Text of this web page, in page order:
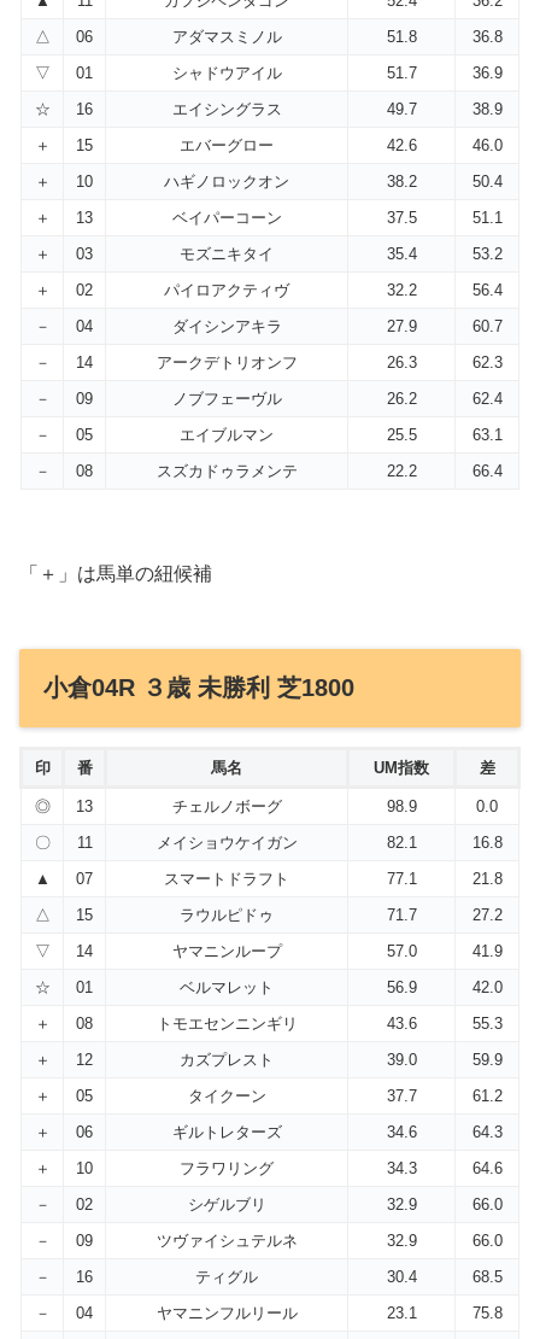
△
06 アダマスミノル 51.8
36.8
▽
01 シャドウアイル 51.7
36.9
☆
16 エイシングラス 49.7
38.9
＋
15 エバーグロー 42.6
46.0
＋
10 ハギノロックオン 38.2
50.4
＋
13 ベイパーコーン 37.5
51.1
＋
03 モズニキタイ 35.4
53.2
＋
02 パイロアクティヴ 32.2
56.4
－
04 ダイシンアキラ 27.9
60.7
－
14 アークデトリオンフ 26.3
62.3
－
09 ノブフェーヴル 26.2
62.4
－
05 エイブルマン 25.5
63.1
－
08 スズカドゥラメンテ 22.2 66.4
「＋」は馬単の紐候補
小倉04R ３歳 未勝利 芝1800
印 番 馬名 UM指数 差
◎ 13 チェルノボーグ 98.9
0.0
〇
11 メイショウケイガン 82.1
16.8
▲
07 スマートドラフト 77.1
21.8
△
15 ラウルピドゥ 71.7
27.2
▽
14 ヤマニンループ 57.0
41.9
☆
01 ベルマレット 56.9
42.0
＋
08 トモエセンニンギリ 43.6
55.3
＋
12 カズプレスト 39.0
59.9
＋
05 タイクーン 37.7
61.2
＋
06 ギルトレターズ 34.6
64.3
＋
10 フラワリング 34.3
64.6
－
02 シゲルブリ 32.9
66.0
－
09 ツヴァイシュテルネ 32.9
66.0
－
16 ティグル 30.4
68.5
－
04 ヤマニンフルリール 23.1
75.8